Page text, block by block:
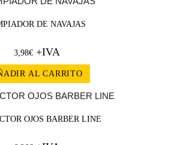
DE NAVAJAS
3,98€+IVA
AL CARRITO
OJOS BARBER LINE